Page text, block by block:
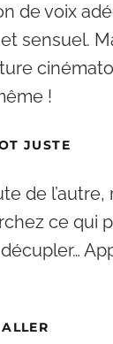
de voix
sensuel.
!
JUSTE
de
ce qui